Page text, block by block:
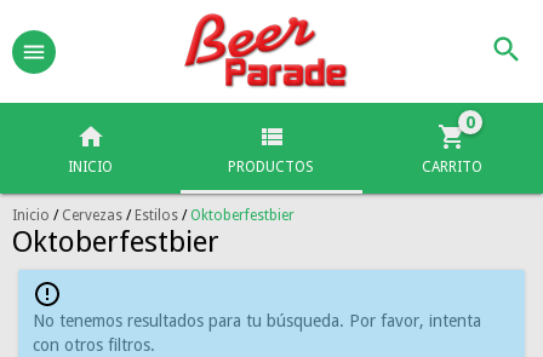
INICIO PRODUCTOS CARRITO
0
Inicio / Cervezas / Estilos / Oktoberfestbier
Oktoberfestbier
No tenemos resultados para tu búsqueda. Por favor, intenta
con otros filtros.